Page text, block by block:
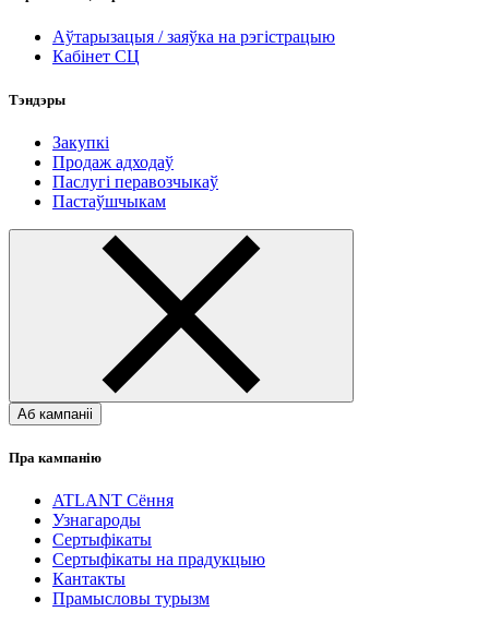
Аўтарызацыя / заяўка на рэгістрацыю
Кабінет СЦ
Тэндэры
Закупкі
Продаж адходаў
Паслугі перавозчыкаў
Пастаўшчыкам
Аб кампаніі
Пра кампанію
ATLANT Сёння
Узнагароды
Сертыфікаты
Сертыфікаты на прадукцыю
Кантакты
Прамысловы турызм